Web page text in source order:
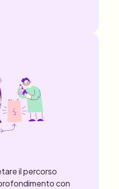
il percorso
con